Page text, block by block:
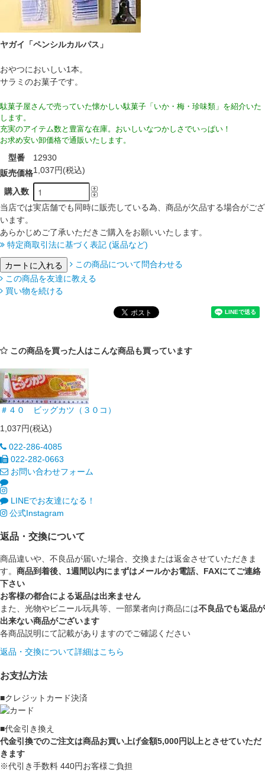
ヤガイ「ペンシルカルパス」
おやつにおいしい1本。
サラミのお菓子です。
駄菓子屋さんで売っていた懐かしい駄菓子「いか・梅・珍味類」を紹介いた
します。
充実のアイテム数と豊富な在庫。おいしいなつかしさでいっぱい！
お求め安い卸価格で通販いたします。
型番
12930
販売価格1,037円(税込)
購入数
当店では実店舗でも同時に販売している為、商品が欠品する場合がござ
います。
あらかじめご了承いただきご購入をお願いいたします。
特定商取引法に基づく表記 (返品など)
この商品について問合わせる
この商品を友達に教える
買い物を続ける
この商品を買った人はこんな商品も買っています
＃４０ ビッグカツ（３０コ）
1,037円(税込)
022-286-4085
022-282-0663
お問い合わせフォーム
LINEでお友達になる！
公式Instagram
返品・交換について
商品違いや、不良品が届いた場合、交換または返金させていただきま
す。 商品到着後、1週間以内にまずはメールかお電話、FAXにてご連絡
下さい
お客様の都合による返品は出来ません
また、光物やビニール玩具等、一部業者向け商品には不良品でも返品が
出来ない商品がございます
各商品説明にて記載がありますのでご確認ください
返品・交換について詳細はこちら
お支払方法
■クレジットカード決済
■代金引き換え
代金引換でのご注文は商品お買い上げ金額5,000円以上とさせていただ
きます
※代引き手数料 440円お客様ご負担